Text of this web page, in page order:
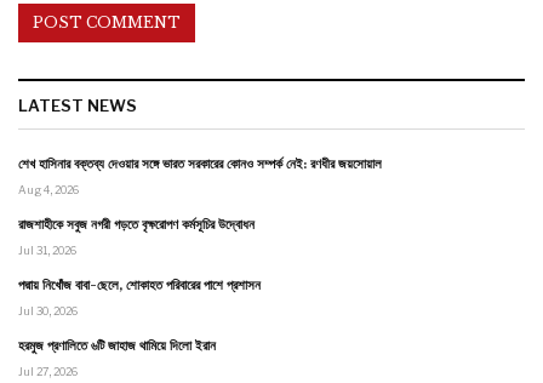
LATEST NEWS
শেখ হাসিনার বক্তব্য দেওয়ার সঙ্গে ভারত সরকারের কোনও সম্পর্ক নেই: রণধীর জয়সোয়াল
Aug 4, 2026
রাজশাহীকে সবুজ নগরী গড়তে বৃক্ষরোপণ কর্মসূচির উদ্বোধন
Jul 31, 2026
পদ্মায় নিখোঁজ বাবা-ছেলে, শোকাহত পরিবারের পাশে প্রশাসন
Jul 30, 2026
হরমুজ প্রণালিতে ৬টি জাহাজ থামিয়ে দিলো ইরান
Jul 27, 2026